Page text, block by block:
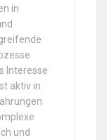
in
Interesse
aktiv in
und